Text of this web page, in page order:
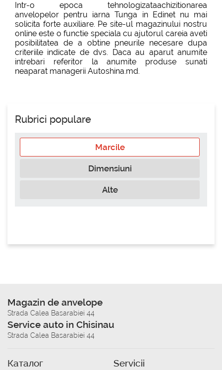
Intr-o epoca tehnologizataachizitionarea
anvelopelor pentru iarna Tunga in Edinet nu mai
solicita forte auxiliare. Pe site-ul magazinului nostru
online este o functie speciala cu ajutorul careia aveti
posibilitatea de a obtine pneurile necesare dupa
criteriile indicate de dvs. Daca au aparut anumite
intrebari referitor la anumite produse sunati
neaparat managerii Autoshina.md.
Rubrici populare
Marcile
Dimensiuni
Alte
Magazin de anvelope
Strada Calea Basarabiei 44
Service auto in Chisinau
Strada Calea Basarabiei 44
Каталог Servicii